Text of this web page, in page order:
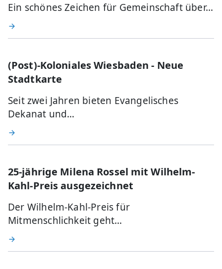
Ein schönes Zeichen für Gemeinschaft über…
(Post)-Koloniales Wiesbaden - Neue
Stadtkarte
Seit zwei Jahren bieten Evangelisches
Dekanat und…
25-jährige Milena Rossel mit Wilhelm-
Kahl-Preis ausgezeichnet
Der Wilhelm-Kahl-Preis für
Mitmenschlichkeit geht…